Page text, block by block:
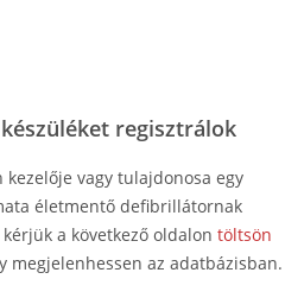
készüléket regisztrálok
kezelője vagy tulajdonosa egy
életmentő defibrillátornak
kérjük a következő oldalon töltsön
megjelenhessen az adatbázisban.